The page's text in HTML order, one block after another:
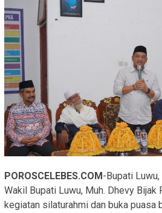
POROSCELEBES.COM -Bupati
Wakil Bupati Luwu, Muh. Dhevy Bijak
kegiatan silaturahmi dan buka puasa